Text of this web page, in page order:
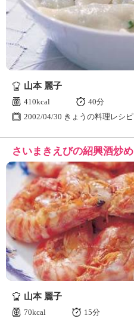
ケ
ー
シ
ん
の
き
ょ
う
の
料
理
」
山本 麗子
410kcal
40分
2002/04/30 きょうの料理レシピ
さいまきえびの紹興酒炒め
山本 麗子
70kcal
15分